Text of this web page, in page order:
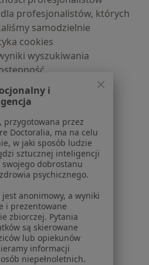
profesjonalistów, których
samodzielnie
cookies
wyszukiwania
O nas
Rekrutujemy!
prasowe
Kontakt
pacjentów
medyczne
i odpowiedzi
i zabiegi
Pomoc
i
przygotowana przez
Doctoralia, ma na celu
w jaki sposób ludzie
sztucznej inteligencji
dobrostanu
psychicznego.
jest anonimowy, a wyniki
i prezentowane
zbiorczej. Pytania
są skierowane
lub opiekunów
informacji
niepełnoletnich.